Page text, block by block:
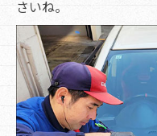
さいね。